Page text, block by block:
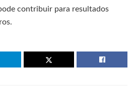
contribuir para resultados